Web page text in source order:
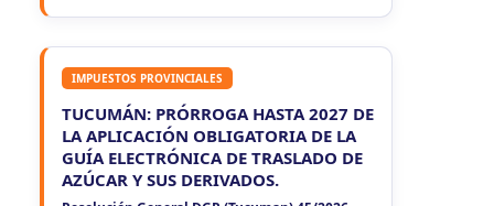
IMPUESTOS PROVINCIALES
TUCUMÁN: PRÓRROGA HASTA 2027 DE
LA APLICACIÓN OBLIGATORIA DE LA
GUÍA ELECTRÓNICA DE TRASLADO DE
AZÚCAR Y SUS DERIVADOS.